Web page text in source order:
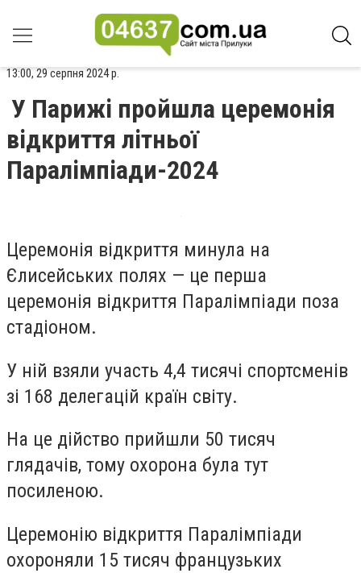
13:00, 29 серпня 2024 р.
У Парижі пройшла церемонія
відкриття літньої
Паралімпіади-2024
Церемонія відкриття минула на
Єлисейських полях — це перша
церемонія відкриття Паралімпіади поза
стадіоном.
У ній взяли участь 4,4 тисячі спортсменів
зі 168 делегацій країн світу.
На це дійство прийшли 50 тисяч
глядачів, тому охорона була тут
посиленою.
Церемонію відкриття Паралімпіади
охороняли 15 тисяч французьких